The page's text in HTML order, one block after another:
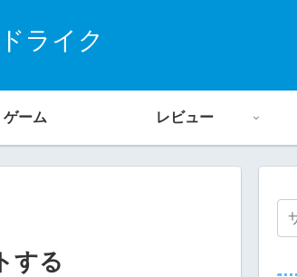
ライク
ゲーム レビュー
する